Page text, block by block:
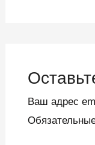
Ваш адрес